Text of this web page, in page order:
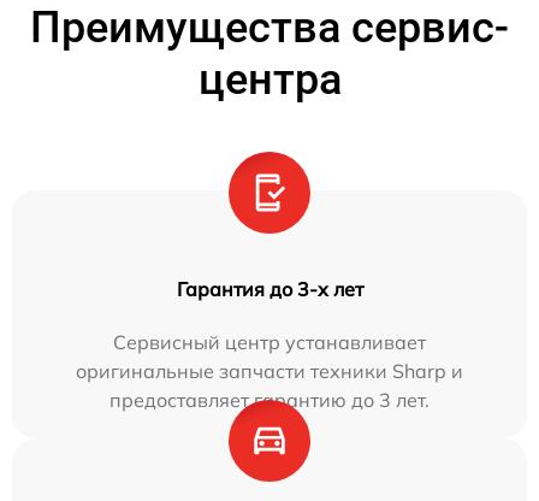
Преимущества сервис-
центра
Гарантия до 3-х лет
Сервисный центр устанавливает
оригинальные запчасти техники Sharp и
предоставляет гарантию до 3 лет.